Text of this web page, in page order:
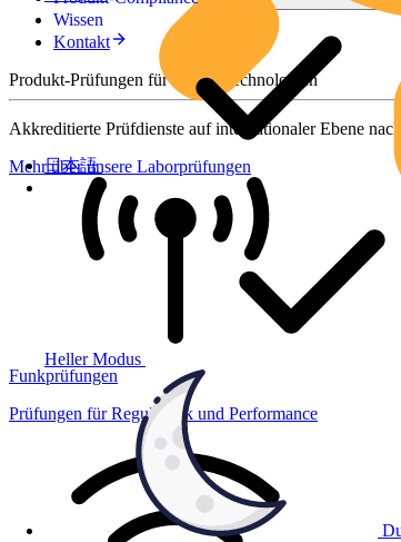
Heller Modus
日本語
Wissen
Kontakt
Produkt-Prüfungen für smarte Technologien
Akkreditierte Prüfdienste auf internationaler Ebene
Mehr über unsere Laborprüfungen
Funkprüfungen
Prüfungen für Regulatorik und Performance